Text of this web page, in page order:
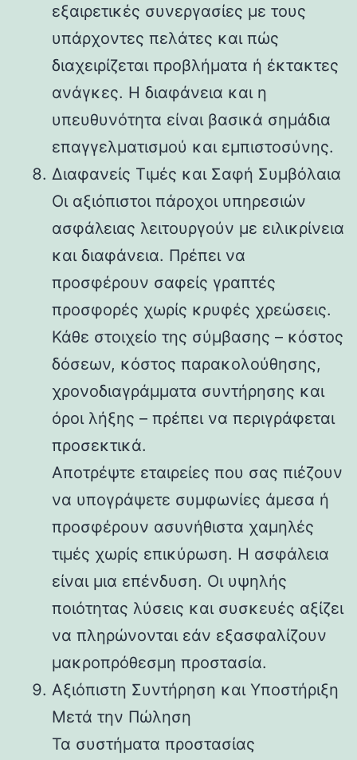
εξαιρετικές συνεργασίες με τους
υπάρχοντες πελάτες και πώς
διαχειρίζεται προβλήματα ή έκτακτες
ανάγκες. Η διαφάνεια και η
υπευθυνότητα είναι βασικά σημάδια
επαγγελματισμού και εμπιστοσύνης.
Διαφανείς Τιμές και Σαφή Συμβόλαια
Οι αξιόπιστοι πάροχοι υπηρεσιών
ασφάλειας λειτουργούν με ειλικρίνεια
και διαφάνεια. Πρέπει να
προσφέρουν σαφείς γραπτές
προσφορές χωρίς κρυφές χρεώσεις.
Κάθε στοιχείο της σύμβασης – κόστος
δόσεων, κόστος παρακολούθησης,
χρονοδιαγράμματα συντήρησης και
όροι λήξης – πρέπει να περιγράφεται
προσεκτικά.
Αποτρέψτε εταιρείες που σας πιέζουν
να υπογράψετε συμφωνίες άμεσα ή
προσφέρουν ασυνήθιστα χαμηλές
τιμές χωρίς επικύρωση. Η ασφάλεια
είναι μια επένδυση. Οι υψηλής
ποιότητας λύσεις και συσκευές αξίζει
να πληρώνονται εάν εξασφαλίζουν
μακροπρόθεσμη προστασία.
Αξιόπιστη Συντήρηση και Υποστήριξη
Μετά την Πώληση
Τα συστήματα προστασίας